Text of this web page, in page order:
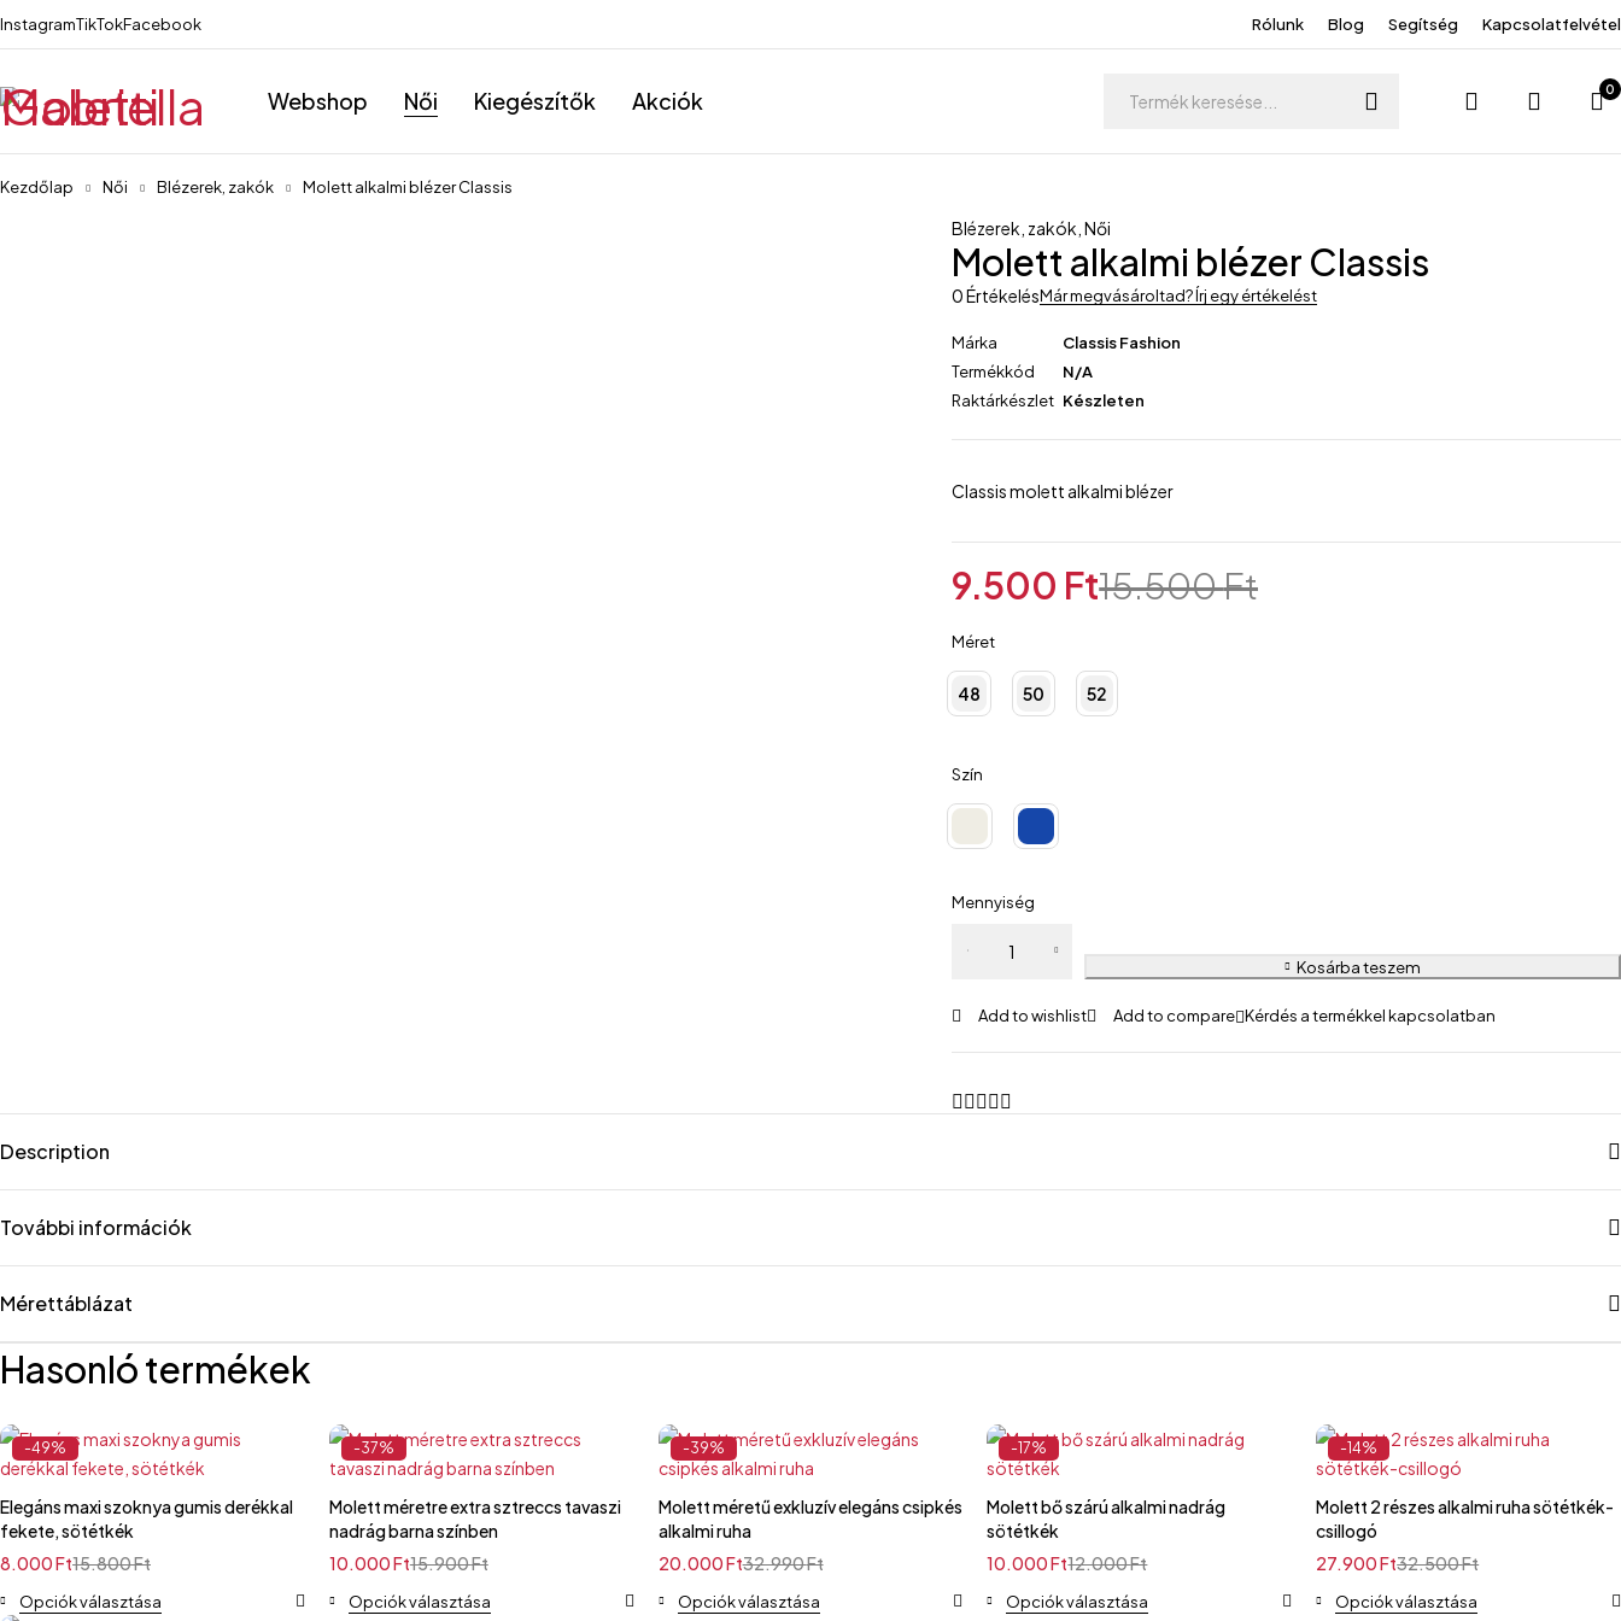
InstagramTikTokFacebook Rólunk Blog Segítség Kapcsolatfelvétel
Webshop Női Kiegészítők Akciók 0
Kezdőlap Női Blézerek, zakók Molett alkalmi blézer Classis
Blézerek, zakók ,Női
Molett alkalmi blézer Classis
0 ÉrtékelésMár megvásároltad? Írj egy értékelést
Márka
Classis Fashion
Termékkód
N/A
Raktárkészlet Készleten
Classis molett alkalmi blézer
15.500Ft
9.500 Ft
Méret
48 50 52
Szín
Mennyiség
Kosárba teszem
Kérdés a termékkel kapcsolatban
Description
További információk
Mérettáblázat
Hasonló termékek
-49%
Elegáns maxi szoknya gumis derékkal
fekete, sötétkék
15.800Ft
8.000Ft
Opciók választása
-37%
Molett méretre extra sztreccs tavaszi
nadrág barna színben
15.900Ft
10.000Ft
Opciók választása
-39%
Molett méretű exkluzív elegáns csipkés
alkalmi ruha
32.990Ft
20.000Ft
Opciók választása
-17%
Molett bő szárú alkalmi nadrág
sötétkék
12.000Ft
10.000Ft
Opciók választása
-14%
Molett 2 részes alkalmi ruha sötétkék-
csillogó
32.500Ft
27.900Ft
Opciók választása